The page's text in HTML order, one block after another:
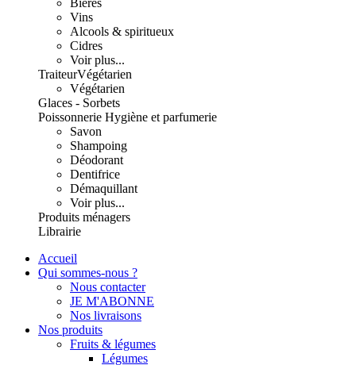
Bières
Vins
Alcools & spiritueux
Cidres
Voir plus...
TraiteurVégétarien
Végétarien
Glaces - Sorbets
Poissonnerie Hygiène et parfumerie
Savon
Shampoing
Déodorant
Dentifrice
Démaquillant
Voir plus...
Produits ménagers
Librairie
Accueil
Qui sommes-nous ?
Nous contacter
JE M'ABONNE
Nos livraisons
Nos produits
Fruits & légumes
Légumes